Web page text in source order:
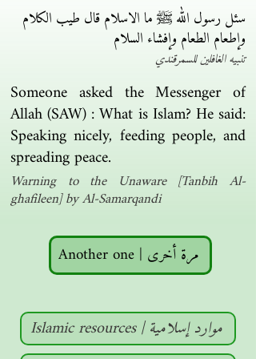
سئل رسول الله ﷺ ما الاسلام قال طيب الكلام
وإطعام الطعام وإفشاء السلام
تنبيه الغافلين للسمرقندي
Someone asked the Messenger of
Allah (SAW) : What is Islam? He said:
Speaking nicely, feeding people, and
spreading peace.
Warning to the Unaware [Tanbih Al-
ghafileen] by Al-Samarqandi
Another one | مرة أخرى
Islamic resources | موارد إسلامية